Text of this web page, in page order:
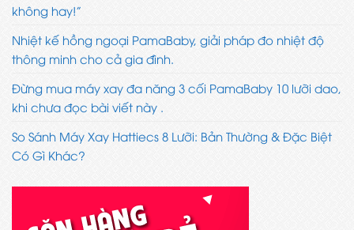
không hay!”
Nhiệt kế hồng ngoại PamaBaby, giải pháp đo nhiệt độ
thông minh cho cả gia đình.
Đừng mua máy xay đa năng 3 cối PamaBaby 10 lưỡi dao,
khi chưa đọc bài viết này .
So Sánh Máy Xay Hattiecs 8 Lưỡi: Bản Thường & Đặc Biệt
Có Gì Khác?